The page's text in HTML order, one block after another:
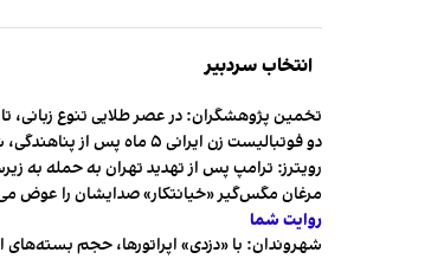
انتخاب سردبیر
تخمین پژوهشگران: در عصر طلایی تنوع زبانی، تا ۷۵ هزار زبان در جهان وجود داشت
دو فوتبالیست زن ایرانی ۵ ماه پس از پناهندگی، شهروند استرالیا شدند
رویترز: ترامپ پس از تهدید تهران به حمله به
مرغان مگس‌گیر «خیانتکار» صدایشان را عوض
روایت شما
شهروندان:‌ با «دزدی» اپراتورها، حجم بسته‌های